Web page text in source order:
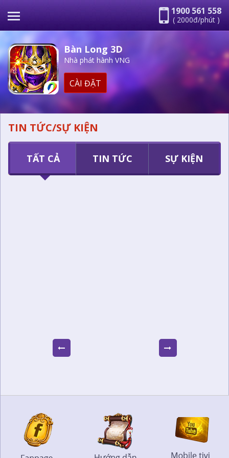
1900 561 558
( 2000đ/phút )
Bàn Long 3D
Nhà phát hành VNG
CÀI ĐẶT
TIN TỨC/SỰ KIỆN
TẤT CẢ TIN TỨC SỰ KIỆN